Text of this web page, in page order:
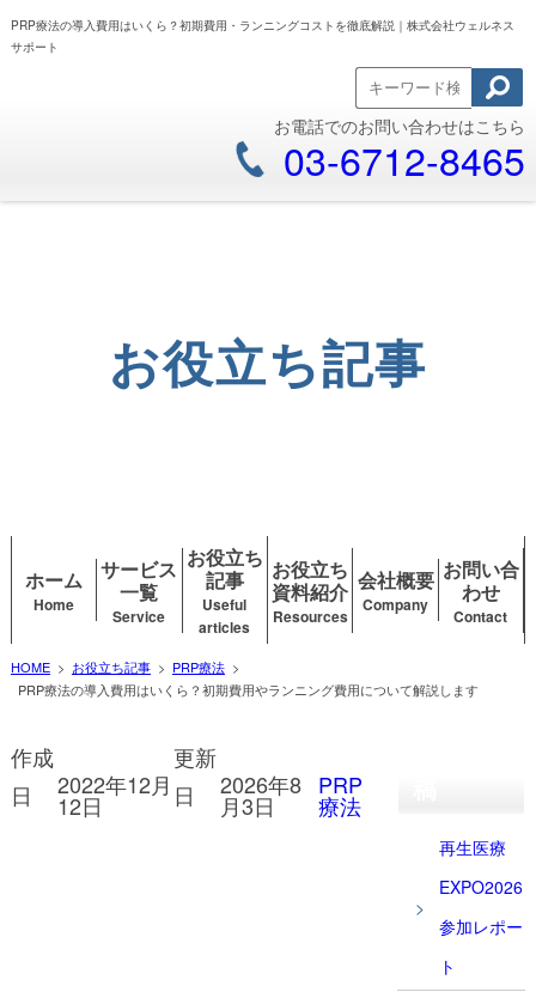
PRP療法の導入費用はいくら？初期費用・ランニングコストを徹底解説｜株式会社ウェルネス
サポート
お電話でのお問い合わせはこちら
03-6712-8465
お役立ち記事
ホーム
Home
サービス
一覧
Service
お役立ち
記事
Useful
articles
お役立ち
資料紹介
Resources
会社概要
Company
お問い合
わせ
Contact
HOME> お役立ち記事> PRP療法>
PRP療法の導入費用はいくら？初期費用やランニング費用について解説します
作成
日
2022年12月
12日
更新
日
2026年8
月3日
PRP
療法
再生医療
EXPO2026
参加レポー
ト